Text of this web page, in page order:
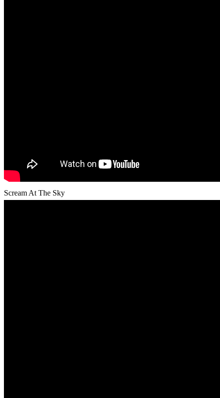
Scream At The Sky